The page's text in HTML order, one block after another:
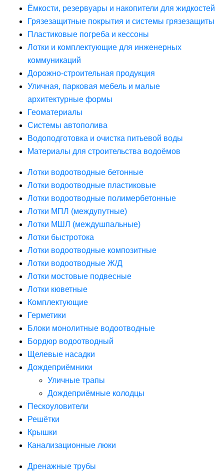
Ёмкости, резервуары и накопители для жидкостей
Грязезащитные покрытия и системы грязезащиты
Пластиковые погреба и кессоны
Лотки и комплектующие для инженерных
коммуникаций
Дорожно-строительная продукция
Уличная, парковая мебель и малые
архитектурные формы
Геоматериалы
Системы автополива
Водоподготовка и очистка питьевой воды
Материалы для строительства водоёмов
Лотки водоотводные бетонные
Лотки водоотводные пластиковые
Лотки водоотводные полимербетонные
Лотки МПЛ (междупутные)
Лотки МШЛ (междушпальные)
Лотки быстротока
Лотки водоотводные композитные
Лотки водоотводные Ж/Д
Лотки мостовые подвесные
Лотки кюветные
Комплектующие
Герметики
Блоки монолитные водоотводные
Бордюр водоотводный
Щелевые насадки
Дождеприёмники
Уличные трапы
Дождеприёмные колодцы
Пескоуловители
Решётки
Крышки
Канализационные люки
Дренажные трубы